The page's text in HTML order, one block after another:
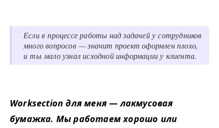
Если в процессе работы над задачей у сотрудников
много вопросов — значит проект оформлен плохо,
и ты мало узнал исходной информации у клиента.
Worksection для меня — лакмусовая
бумажка. Мы работаем хорошо или